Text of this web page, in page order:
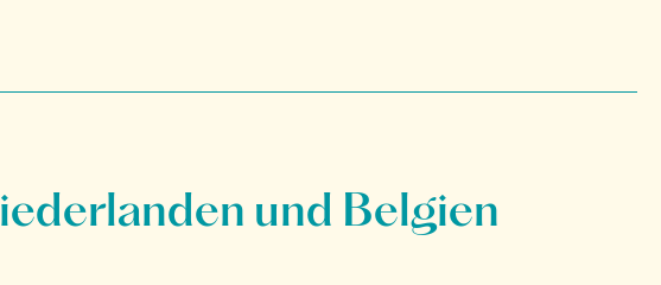
und Belgien